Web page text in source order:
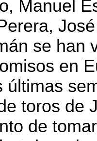
Manuel
se han
en
últimas
toros de
de